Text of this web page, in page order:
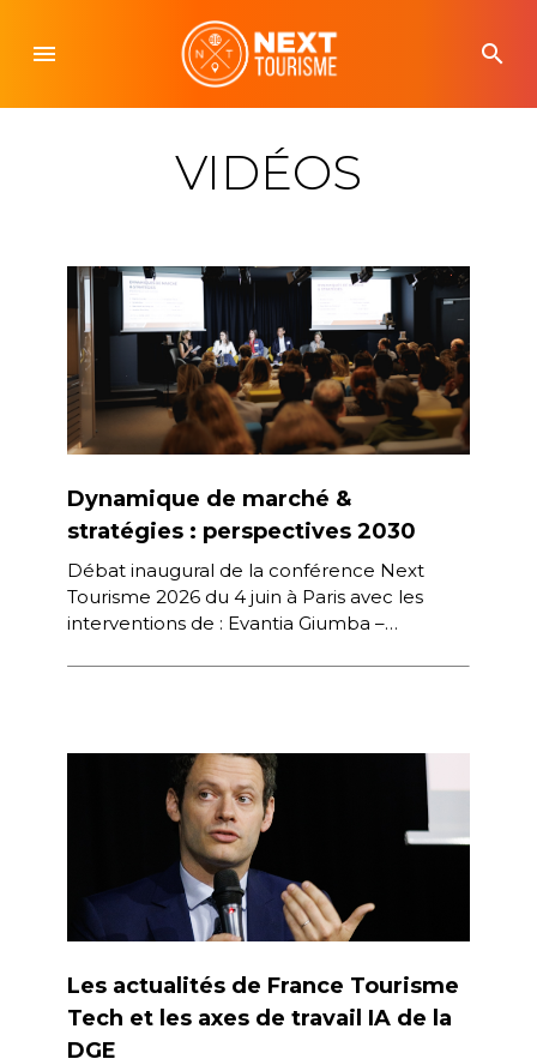
content
menu search
VIDÉOS
Dynamique de marché &
stratégies : perspectives 2030
Débat inaugural de la conférence Next
Tourisme 2026 du 4 juin à Paris avec les
interventions de : Evantia Giumba –
Les actualités de France Tourisme
Tech et les axes de travail IA de la
DGE